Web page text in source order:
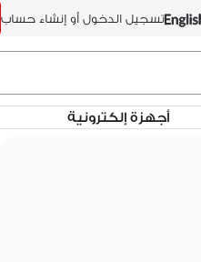
تسجيل الدخول أو إنشاء حساب
أجهزة إلكترونية